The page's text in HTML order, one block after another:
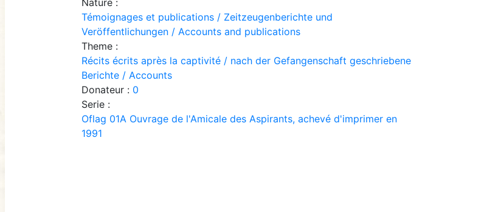
Témoignages et publications / Zeitzeugenberichte und
Veröffentlichungen / Accounts and publications
Theme :
Récits écrits après la captivité / nach der Gefangenschaft geschriebene
Berichte / Accounts
Donateur : 0
Serie :
Oflag 01A Ouvrage de l'Amicale des Aspirants, achevé d'imprimer en
1991